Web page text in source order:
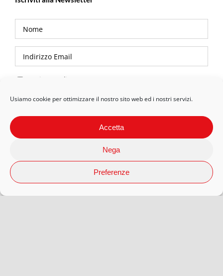
Usiamo cookie per ottimizzare il nostro sito web ed i nostri servizi.
Accetta
Nega
Preferenze
Privacy Policy